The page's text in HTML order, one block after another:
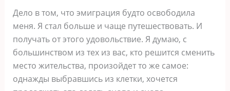
Дело в том, что эмиграция будто освободила
меня. Я стал больше и чаще путешествовать. И
получать от этого удовольствие. Я думаю, с
большинством из тех из вас, кто решится сменить
место жительства, произойдет то же самое:
однажды выбравшись из клетки, хочется